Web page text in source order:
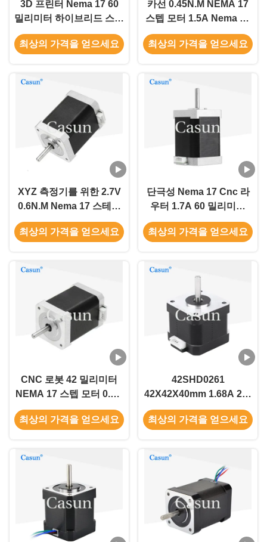
3D 프린터 Nema 17 60
밀리미터 하이브리드 스텝
모터 0.5A 0.78N.M 2는 단
계적으로 시행합니다
최상의 가격을 얻으세요
카선 0.45N.M NEMA 17
스텝 모터 1.5A Nema 17
48 밀리미터 2 단계 1.8 급
최상의 가격을 얻으세요
XYZ 측정기를 위한 2.7V
0.6N.M Nema 17 스테핑
모터
최상의 가격을 얻으세요
단극성 Nema 17 Cnc 라
우터 1.7A 60 밀리미터
3018 Cnc 스텝 모터
최상의 가격을 얻으세요
CNC 로봇 42 밀리미터
NEMA 17 스텝 모터 0.8A
700mN.M 카선 스텝 모터
최상의 가격을 얻으세요
42SHD0261
42X42X40mm 1.68A 2단
계 양극 하이브리드 12V
DC NEMA 17 스테퍼 모
최상의 가격을 얻으세요